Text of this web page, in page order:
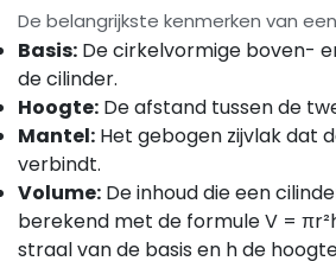
De belangrijkste kenmerken van
Basis: De cirkelvormige boven-
de cilinder.
Hoogte: De afstand tussen de
Mantel: Het gebogen zijvlak dat
verbindt.
Volume: De inhoud die een
berekend met de formule V =
straal van de basis en h de